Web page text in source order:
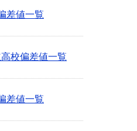
差値一覧
校偏差値一覧
差値一覧